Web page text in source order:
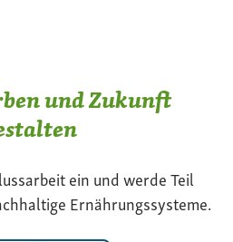
und Zukunft
ein und werde Teil
Ernährungssysteme.